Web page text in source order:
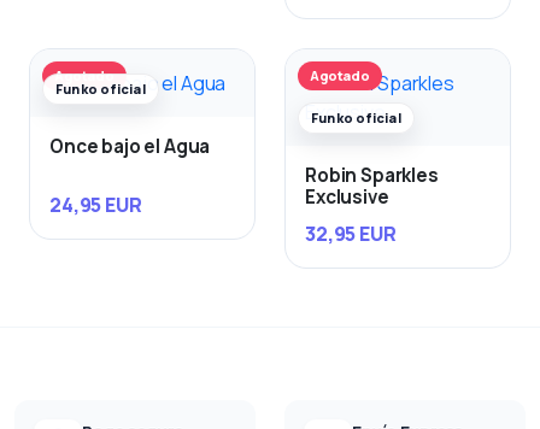
Agotado
Funko oficial
Once bajo el Agua
24,95 EUR
Agotado
Funko oficial
Robin Sparkles
Exclusive
32,95 EUR